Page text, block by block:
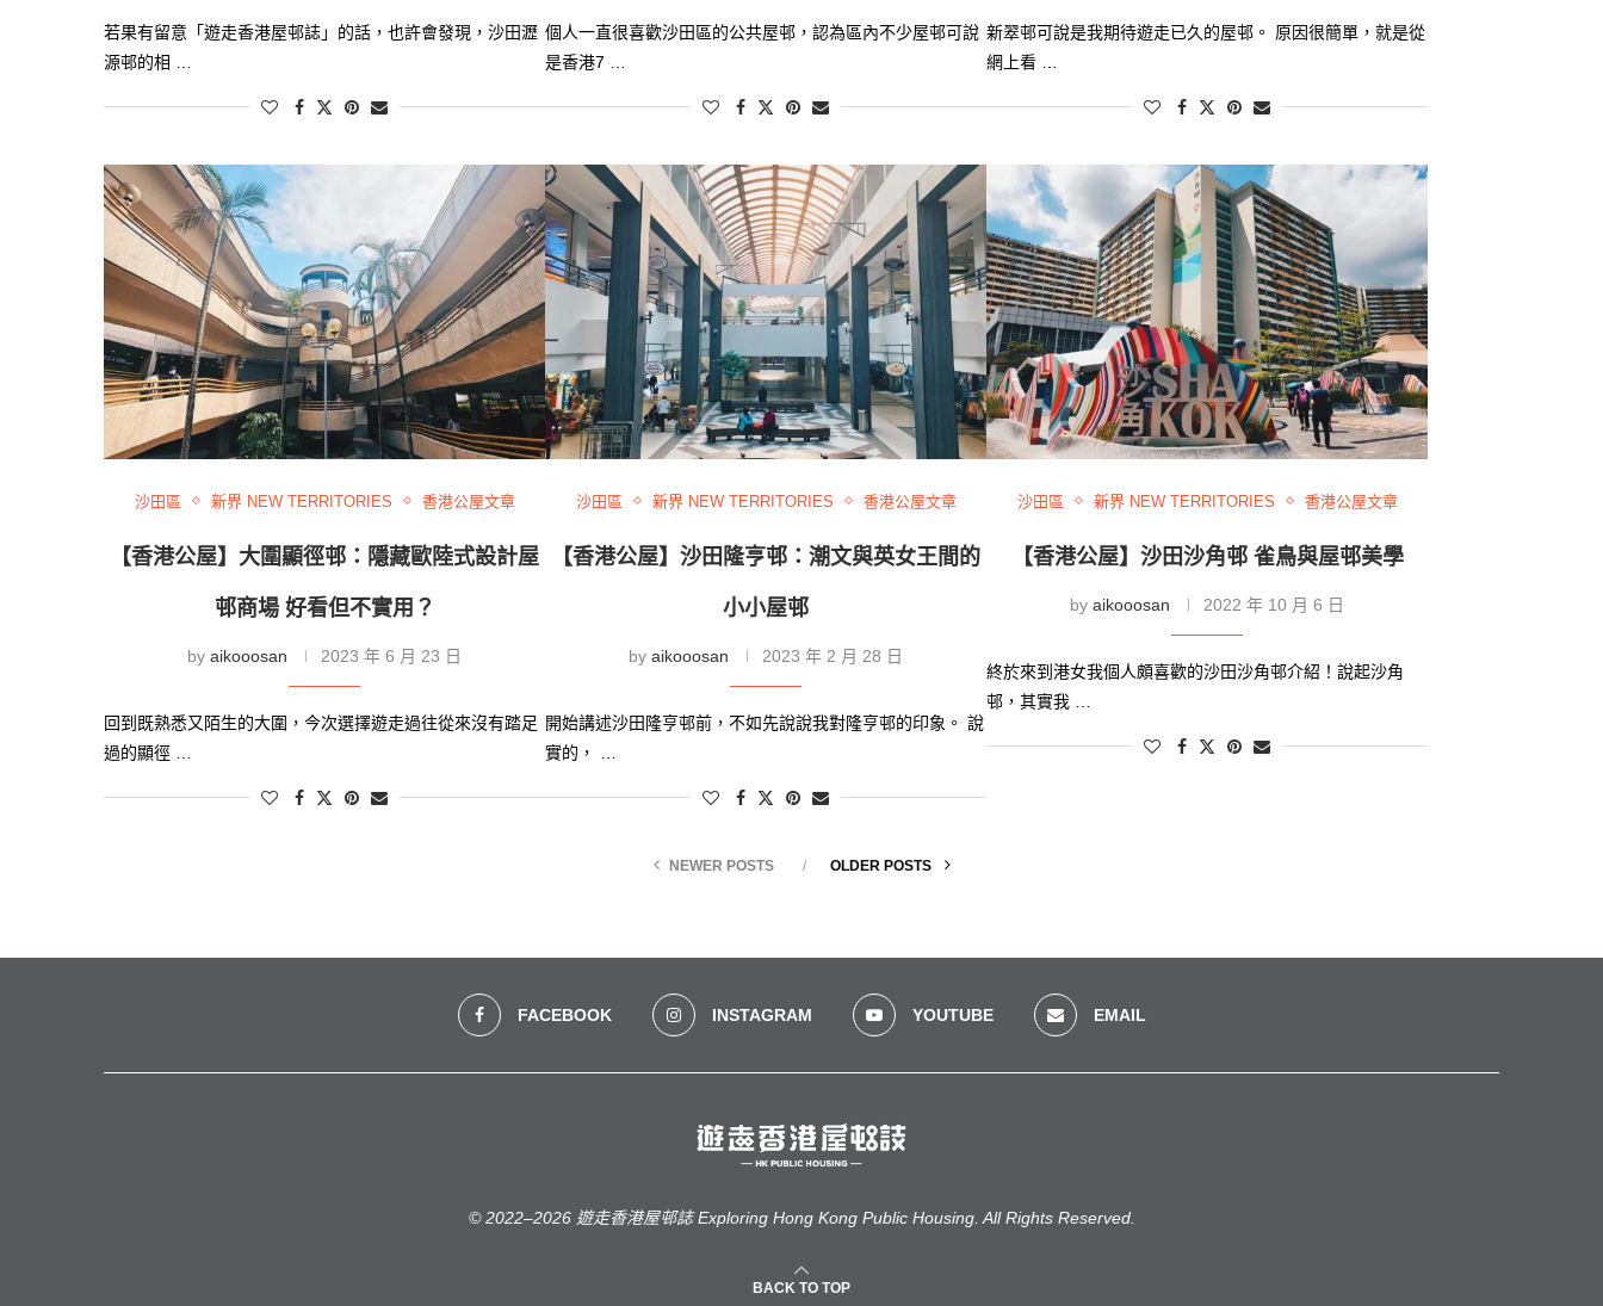
若果有留意「遊走香港屋邨誌」的話，也許會發現，沙田瀝
源邨的相 …
個人一直很喜歡沙田區的公共屋邨，認為區內不少屋邨可說
是香港7 …
新翠邨可說是我期待遊走已久的屋邨。 原因很簡單，就是從
網上看 …
沙田區 新界 NEW TERRITORIES 香港公屋文章
【香港公屋】大圍顯徑邨：隱藏歐陸式設計屋
邨商場 好看但不實用？
by aikooosan 2023 年 6 月 23 日
回到既熟悉又陌生的大圍，今次選擇遊走過往從來沒有踏足
過的顯徑 …
沙田區 新界 NEW TERRITORIES 香港公屋文章
【香港公屋】沙田隆亨邨：潮文與英女王間的
小小屋邨
by aikooosan 2023 年 2 月 28 日
開始講述沙田隆亨邨前，不如先說說我對隆亨邨的印象。 說
實的， …
沙田區 新界 NEW TERRITORIES 香港公屋文章
【香港公屋】沙田沙角邨 雀鳥與屋邨美學
by aikooosan 2022 年 10 月 6 日
終於來到港女我個人頗喜歡的沙田沙角邨介紹！說起沙角
邨，其實我 …
NEWER POSTS OLDER POSTS
FACEBOOK INSTAGRAM YOUTUBE EMAIL
© 2022–2026 遊走香港屋邨誌 Exploring Hong Kong Public Housing. All Rights Reserved.
BACK TO TOP